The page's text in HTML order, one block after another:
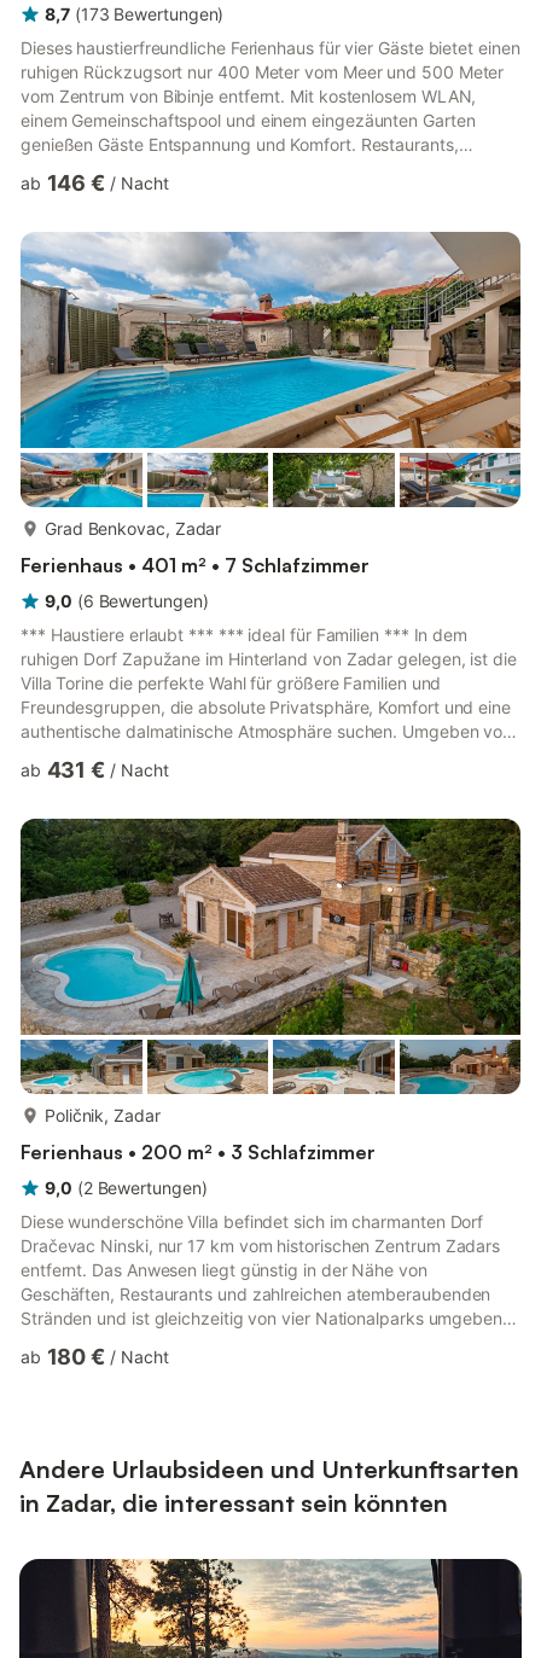
8,7 (173 Bewertungen)
Dieses haustierfreundliche Ferienhaus für vier Gäste bietet einen
ruhigen Rückzugsort nur 400 Meter vom Meer und 500 Meter
vom Zentrum von Bibinje entfernt. Mit kostenlosem WLAN,
einem Gemeinschaftspool und einem eingezäunten Garten
genießen Gäste Entspannung und Komfort. Restaurants,
fußläufig erreichbar und machen das Haus zu einem idealen
und Essbereich mit Flachbild-Sat-TV, eine voll ausgestattete
Küche mit modernen Geräten und ein komfortables
Schlafzimmer mit Etagenbe...
ab 146 € / Nacht
Grad Benkovac, Zadar
Ferienhaus • 401 m² • 7 Schlafzimmer
9,0 (6 Bewertungen)
*** Haustiere erlaubt *** *** ideal für Familien *** In dem
ruhigen Dorf Zapužane im Hinterland von Zadar gelegen, ist die
Villa Torine die perfekte Wahl für größere Familien und
Freundesgruppen, die absolute Privatsphäre, Komfort und eine
authentische dalmatinische Atmosphäre suchen. Umgeben von
zwischen Luxus und einem entspannten Aufenthalt abseits des
und verfügt über sieben geräumige Schlafzimmer, jedes mit
eigenem Bad, was den Gästen maximalen Komfort und...
ab 431 € / Nacht
Poličnik, Zadar
Ferienhaus • 200 m² • 3 Schlafzimmer
9,0 (2 Bewertungen)
Diese wunderschöne Villa befindet sich im charmanten Dorf
Dračevac Ninski, nur 17 km vom historischen Zentrum Zadars
entfernt. Das Anwesen liegt günstig in der Nähe von
Geschäften, Restaurants und zahlreichen atemberaubenden
Stränden und ist gleichzeitig von vier Nationalparks umgeben,
Region macht. Das Äußere der Villa ist wirklich beeindruckend.
zubereitete Mahlzeite...
ab 180 € / Nacht
Andere Urlaubsideen und Unterkunftsarten
in Zadar, die interessant sein könnten